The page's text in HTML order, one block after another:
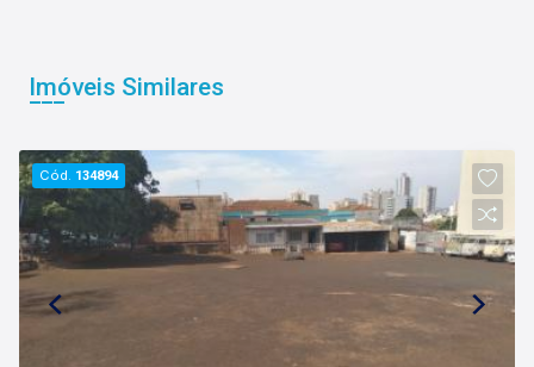
Imóveis Similares
Cód. 134894